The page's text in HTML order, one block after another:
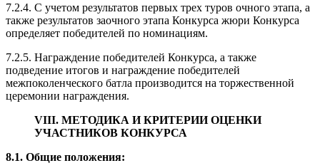
7.2.4. С учетом результатов первых трех туров очного этапа, а
также результатов заочного этапа Конкурса жюри Конкурса
определяет победителей по номинациям.
7.2.5. Награждение победителей Конкурса, а также
подведение итогов и награждение победителей
межпоколенческого батла производится на торжественной
церемонии награждения.
VIII. МЕТОДИКА И КРИТЕРИИ ОЦЕНКИ
УЧАСТНИКОВ КОНКУРСА
8.1. Общие положения: